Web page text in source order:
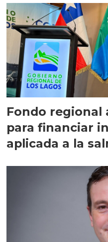
Fondo regional
para financiar
aplicada a la